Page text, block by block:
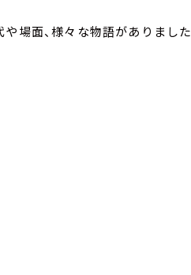
場面、様々な物語がありました